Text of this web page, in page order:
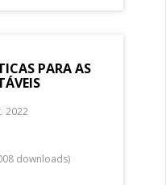
PARA AS
2022
downloads)